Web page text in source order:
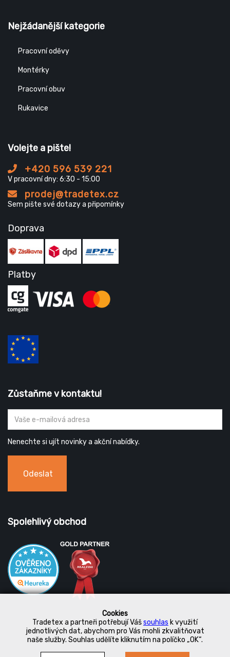
Cookies
Tradetex a partneři potřebují Vášsouhlas k využití
jednotlivých dat, abychom pro Vás mohli zkvalitňovat
naše služby. Souhlas udělíte kliknutím na políčko „OK“.
Nejžádanější kategorie
Pracovní oděvy
Montérky
Pracovní obuv
Rukavice
Volejte a pište!
+420 596 539 221
V pracovní dny: 6:30 - 15:00
prodej@tradetex.cz
Sem pište své dotazy a připomínky
Doprava
Platby
Zůstaňme v kontaktu!
Nenechte si ujít novinky a akční nabídky.
Odeslat
Spolehlivý obchod